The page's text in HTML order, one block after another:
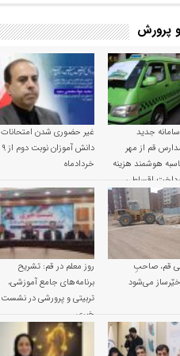
پرورش
سامانه جدید
قم از مهر
محاسبه هوشمند هزینه
اقساطی
غیر حضوری شدن امتحانات
دانش آموزان نوبت دوم از ۹
خردادماه
قم، صاحبِ
می‌شود
روز معلم در قم: تشریح
برنامه‌های جامع آموزشی،
تربیتی و پرورشی در نشست
خبری